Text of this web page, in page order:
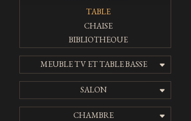
TABLE
CHAISE
BIBLIOTHÈQUE
MEUBLE TV ET TABLE BASSE
SALON
CHAMBRE